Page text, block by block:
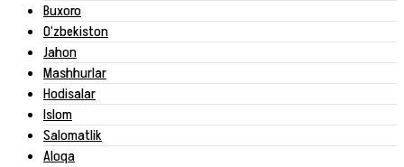
Buxoro
O‘zbekiston
Jahon
Mashhurlar
Hodisalar
Islom
Salomatlik
Aloqa